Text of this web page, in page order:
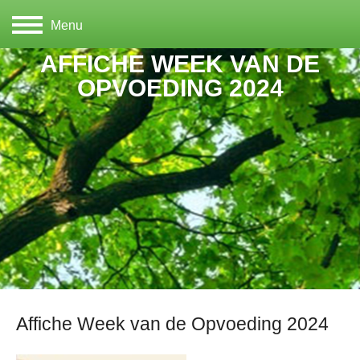
Menu
AFFICHE WEEK VAN DE
OPVOEDING 2024
Affiche Week van de Opvoeding 2024